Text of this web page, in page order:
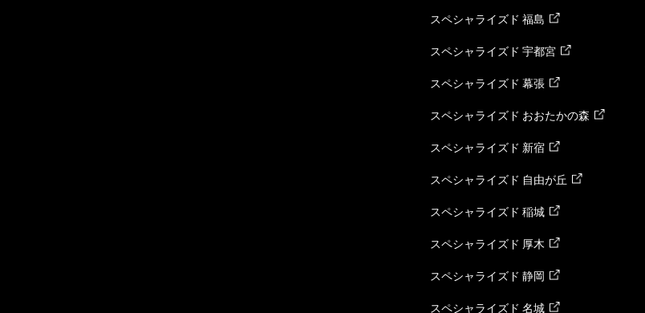
スペシャライズド 福島
スペシャライズド 宇都宮
スペシャライズド 幕張
スペシャライズド おおたかの森
スペシャライズド 新宿
スペシャライズド 自由が丘
スペシャライズド 稲城
スペシャライズド 厚木
スペシャライズド 静岡
スペシャライズド 名城